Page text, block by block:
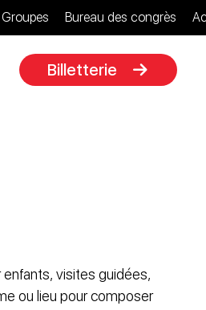
Groupes Bureau des congrès
Billetterie
visites guidées,
ou lieu pour composer